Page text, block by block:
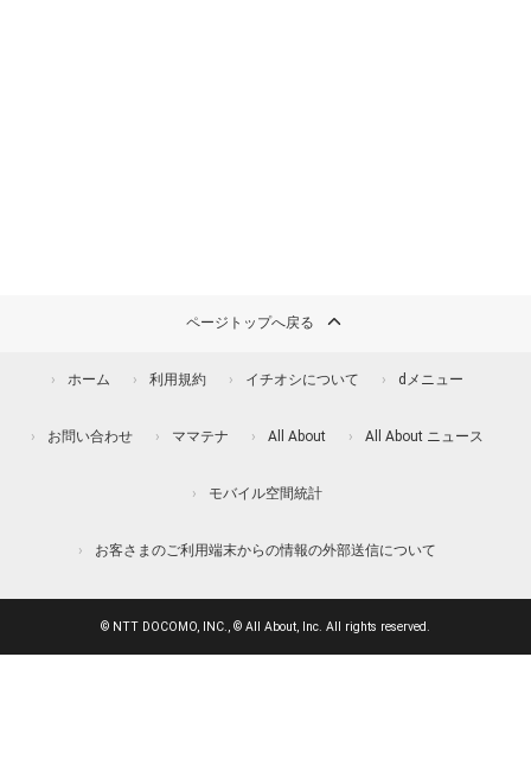
ページトップへ戻る
ホーム 利用規約 イチオシについて dメニュー
お問い合わせ ママテナ All About All About ニュース
モバイル空間統計
お客さまのご利用端末からの情報の外部送信について
© NTT DOCOMO, INC., © All About, Inc. All rights reserved.